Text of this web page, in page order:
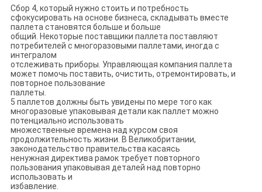
Сбор 4, который нужно стоить и потребность
сфокусировать на основе бизнеса, складывать вместе
паллета становятся больше и больше
общий. Некоторые поставщики паллета поставляют
потребителей с многоразовыми паллетами, иногда с
интегралом
отслеживать приборы. Управляющая компания паллета
может помочь поставить, очистить, отремонтировать, и
повторное пользование
паллеты.
5 паллетов должны быть увидены по мере того как
многоразовые упаковывая детали как паллет можно
потенциально использовать
множественные времена над курсом своя
продолжительность жизни. В Великобритании,
законодательство правительства касаясь
ненужная директива рамок требует повторного
пользования упаковывая деталей над повторно
использовать и
избавление.